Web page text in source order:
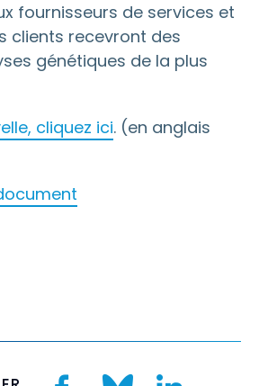
fournisseurs de services et
clients recevront des
génétiques de la plus
cliquez ici. (en anglais